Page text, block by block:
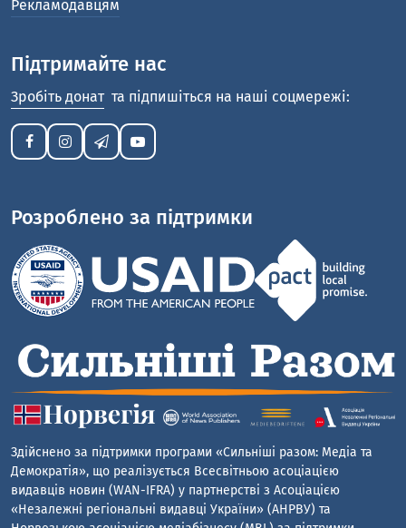
Рекламодавцям
Підтримайте нас
Зробіть донат та підпишіться на наші соцмережі:
Розроблено за підтримки
Здійснено за підтримки програми «Сильніші разом: Медіа та
Демократія», що реалізується Всесвітньою асоціацією
видавців новин (WAN-IFRA) у партнерстві з Асоціацією
«Незалежні регіональні видавці України» (АНРВУ) та